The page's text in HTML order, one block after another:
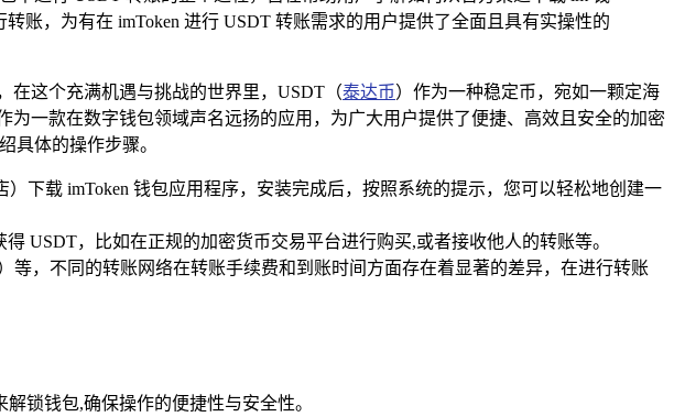
账，为有在 imToken 进行 USDT 转账需求的用户提供了全面且具有实操性的
在这个充满机遇与挑战的世界里，USDT（泰达币）作为一种稳定币，宛如一颗定海
一款在数字钱包领域声名远扬的应用，为广大用户提供了便捷、高效且安全的加密
具体的操作步骤。
下载 imToken 钱包应用程序，安装完成后，按照系统的提示，您可以轻松地创建一
USDT，比如在正规的加密货币交易平台进行购买,或者接收他人的转账等。
等，不同的转账网络在转账手续费和到账时间方面存在着显著的差异，在进行转账
锁钱包,确保操作的便捷性与安全性。